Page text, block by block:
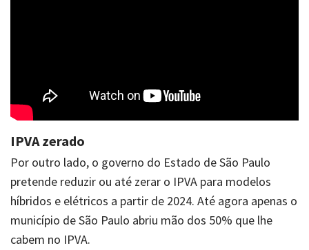
IPVA zerado
Por outro lado, o governo do Estado de São Paulo
pretende reduzir ou até zerar o IPVA para modelos
híbridos e elétricos a partir de 2024. Até agora apenas o
município de São Paulo abriu mão dos 50% que lhe
cabem no IPVA.